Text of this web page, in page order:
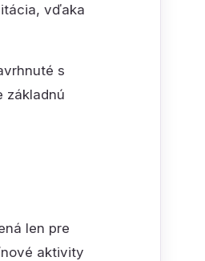
vďaka
s
základnú
len pre
aktivity